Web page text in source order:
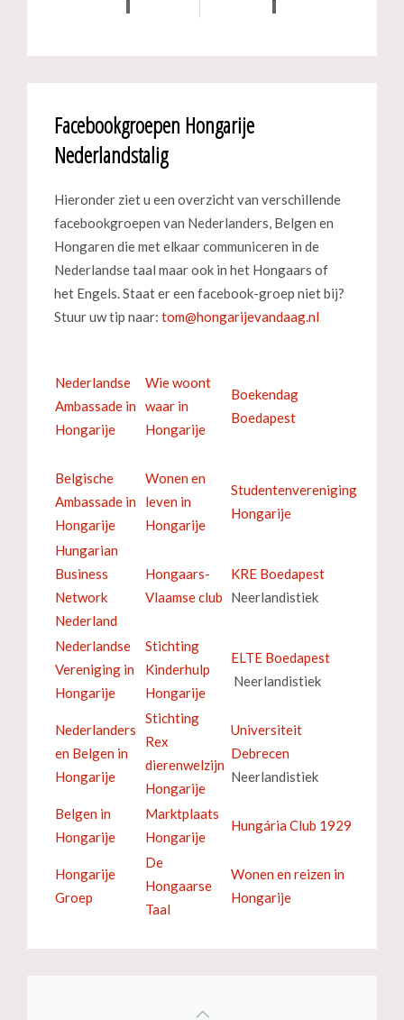
Facebookgroepen Hongarije
Nederlandstalig
Hieronder ziet u een overzicht van verschillende
facebookgroepen van Nederlanders, Belgen en
Hongaren die met elkaar communiceren in de
Nederlandse taal maar ook in het Hongaars of
het Engels. Staat er een facebook-groep niet bij?
Stuur uw tip naar:
Nederlandse
Ambassade in
Hongarije
Wie woont
waar in
Hongarije
Boekendag
Boedapest
Belgische
Ambassade in
Hongarije
Wonen en
leven in
Hongarije
Studentenvereniging
Hongarije
Hungarian
Business
Network
Nederland
Hongaars-
Vlaamse club
KRE Boedapest
Neerlandistiek
Nederlandse
Vereniging in
Hongarije
Stichting
Kinderhulp
Hongarije
ELTE Boedapest
Neerlandistiek
Nederlanders
en Belgen in
Hongarije
Stichting
Rex
dierenwelzijn
Hongarije
Universiteit
Debrecen
Neerlandistiek
Belgen in
Hongarije
Marktplaats
Hongarije
Hungária Club 1929
Hongarije
Groep
De
Hongaarse
Taal
Wonen en reizen in
Hongarije